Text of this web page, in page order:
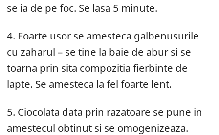
se ia de pe foc. Se lasa 5 minute.
4. Foarte usor se amesteca galbenusurile
cu zaharul – se tine la baie de abur si se
toarna prin sita compozitia fierbinte de
lapte. Se amesteca la fel foarte lent.
5. Ciocolata data prin razatoare se pune in
amestecul obtinut si se omogenizeaza.